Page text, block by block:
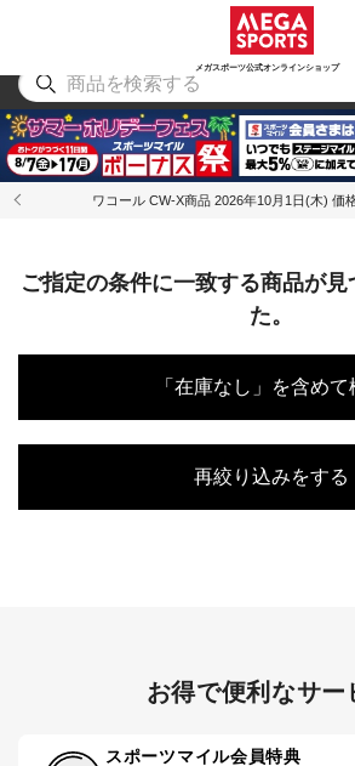
メガスポーツ公式オンラインショップ
アウトドア
ワコール CW-X商品 2026年10月1日(木) 価
ご指定の条件に一致する商品が見
た。
「在庫なし」を含めて
再絞り込みをする
お得で便利なサー
スポーツマイル会員特典